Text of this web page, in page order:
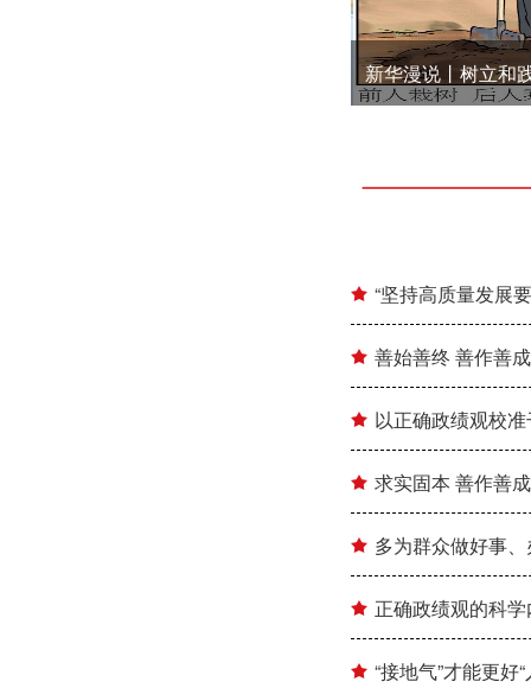
新华漫说丨树立和
“坚持高质量发展
善始善终 善作善成
以正确政绩观校
求实固本 善作善成
多为群众做好事
正确政绩观的科
“接地气”才能更好